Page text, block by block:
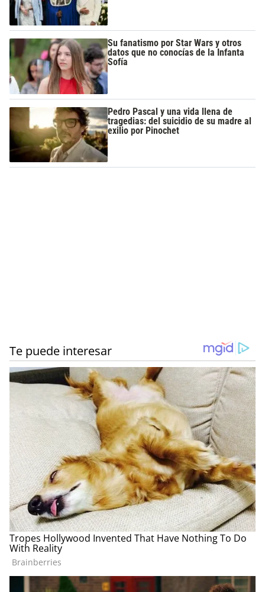
Su fanatismo por Star Wars y otros
datos que no conocías de la Infanta
Sofía
Pedro Pascal y una vida llena de
tragedias: del suicidio de su madre al
exilio por Pinochet